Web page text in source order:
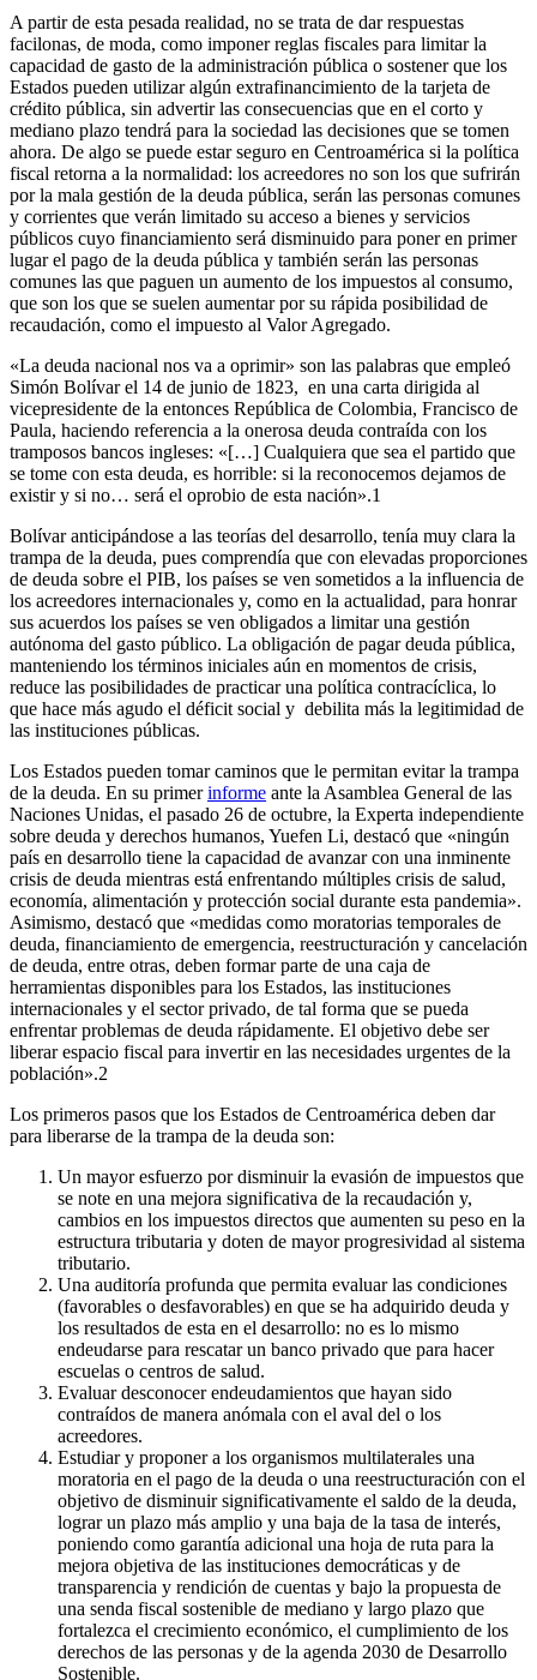
A partir de esta pesada realidad, no se trata de dar respuestas
facilonas, de moda, como imponer reglas fiscales para limitar la
capacidad de gasto de la administración pública o sostener que los
Estados pueden utilizar algún extrafinancimiento de la tarjeta de
crédito pública, sin advertir las consecuencias que en el corto y
mediano plazo tendrá para la sociedad las decisiones que se tomen
ahora. De algo se puede estar seguro en Centroamérica si la política
fiscal retorna a la normalidad: los acreedores no son los que sufrirán
por la mala gestión de la deuda pública, serán las personas comunes
y corrientes que verán limitado su acceso a bienes y servicios
públicos cuyo financiamiento será disminuido para poner en primer
lugar el pago de la deuda pública y también serán las personas
comunes las que paguen un aumento de los impuestos al consumo,
que son los que se suelen aumentar por su rápida posibilidad de
recaudación, como el impuesto al Valor Agregado.
«La deuda nacional nos va a oprimir» son las palabras que empleó
Simón Bolívar el 14 de junio de 1823, en una carta dirigida al
vicepresidente de la entonces República de Colombia, Francisco de
Paula, haciendo referencia a la onerosa deuda contraída con los
tramposos bancos ingleses: «[…] Cualquiera que sea el partido que
se tome con esta deuda, es horrible: si la reconocemos dejamos de
existir y si no… será el oprobio de esta nación».1
Bolívar anticipándose a las teorías del desarrollo, tenía muy clara la
trampa de la deuda, pues comprendía que con elevadas proporciones
de deuda sobre el PIB, los países se ven sometidos a la influencia de
los acreedores internacionales y, como en la actualidad, para honrar
sus acuerdos los países se ven obligados a limitar una gestión
autónoma del gasto público. La obligación de pagar deuda pública,
manteniendo los términos iniciales aún en momentos de crisis,
reduce las posibilidades de practicar una política contracíclica, lo
que hace más agudo el déficit social y debilita más la legitimidad de
las instituciones públicas.
Los Estados pueden tomar caminos que le permitan evitar la trampa
de la deuda. En su primerinforme ante la Asamblea General de las
Naciones Unidas, el pasado 26 de octubre, la Experta independiente
sobre deuda y derechos humanos, Yuefen Li, destacó que «ningún
país en desarrollo tiene la capacidad de avanzar con una inminente
crisis de deuda mientras está enfrentando múltiples crisis de salud,
economía, alimentación y protección social durante esta pandemia».
Asimismo, destacó que «medidas como moratorias temporales de
deuda, financiamiento de emergencia, reestructuración y cancelación
de deuda, entre otras, deben formar parte de una caja de
herramientas disponibles para los Estados, las instituciones
internacionales y el sector privado, de tal forma que se pueda
enfrentar problemas de deuda rápidamente. El objetivo debe ser
liberar espacio fiscal para invertir en las necesidades urgentes de la
población».2
Los primeros pasos que los Estados de Centroamérica deben dar
para liberarse de la trampa de la deuda son:
Un mayor esfuerzo por disminuir la evasión de impuestos que
se note en una mejora significativa de la recaudación y,
cambios en los impuestos directos que aumenten su peso en la
estructura tributaria y doten de mayor progresividad al sistema
tributario.
Una auditoría profunda que permita evaluar las condiciones
(favorables o desfavorables) en que se ha adquirido deuda y
los resultados de esta en el desarrollo: no es lo mismo
endeudarse para rescatar un banco privado que para hacer
escuelas o centros de salud.
Evaluar desconocer endeudamientos que hayan sido
contraídos de manera anómala con el aval del o los
acreedores.
Estudiar y proponer a los organismos multilaterales una
moratoria en el pago de la deuda o una reestructuración con el
objetivo de disminuir significativamente el saldo de la deuda,
lograr un plazo más amplio y una baja de la tasa de interés,
poniendo como garantía adicional una hoja de ruta para la
mejora objetiva de las instituciones democráticas y de
transparencia y rendición de cuentas y bajo la propuesta de
una senda fiscal sostenible de mediano y largo plazo que
fortalezca el crecimiento económico, el cumplimiento de los
derechos de las personas y de la agenda 2030 de Desarrollo
Sostenible.